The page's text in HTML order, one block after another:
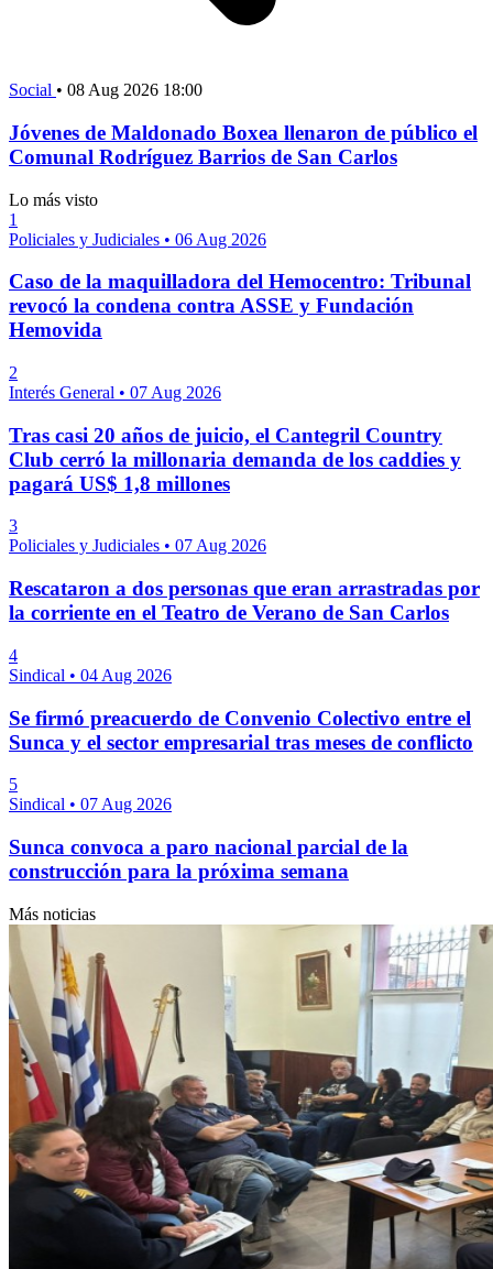
Social • 08 Aug 2026 18:00
Jóvenes de Maldonado Boxea llenaron de público el
Comunal Rodríguez Barrios de San Carlos
Lo más visto
1
Policiales y Judiciales • 06 Aug 2026
Caso de la maquilladora del Hemocentro: Tribunal
revocó la condena contra ASSE y Fundación
Hemovida
2
Interés General • 07 Aug 2026
Tras casi 20 años de juicio, el Cantegril Country
Club cerró la millonaria demanda de los caddies y
pagará US$ 1,8 millones
3
Policiales y Judiciales • 07 Aug 2026
Rescataron a dos personas que eran arrastradas por
la corriente en el Teatro de Verano de San Carlos
4
Sindical • 04 Aug 2026
Se firmó preacuerdo de Convenio Colectivo entre el
Sunca y el sector empresarial tras meses de conflicto
5
Sindical • 07 Aug 2026
Sunca convoca a paro nacional parcial de la
construcción para la próxima semana
Más noticias